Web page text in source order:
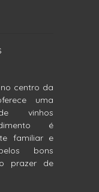
centro da
uma
vinhos
é
familiar e
bons
prazer de